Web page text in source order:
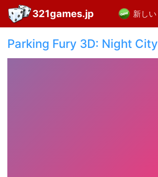
321games.jp 新しい
Parking Fury 3D: Night City